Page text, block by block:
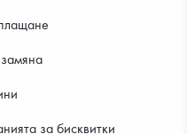
за бисквитки